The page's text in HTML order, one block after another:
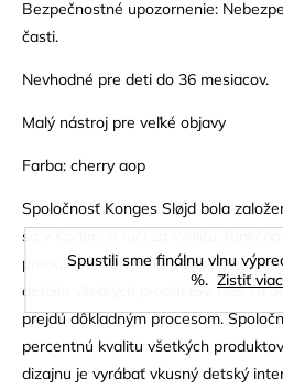
Spustili sme finálnu vlnu
%. Zistiť
Bezpečnostné upozornenie:
časti.
Nevhodné pre deti do 36 mesiacov.
Malý nástroj pre veľké objavy
Farba: cherry aop
Spoločnosť Konges Sløjd bola
sa v Kodani a ručí za kvalitu,
produktov. Najvyššia pozornosť je
detailu všetkých produktov. Než sa
prejdú dôkladným procesom.
percentnú kvalitu všetkých
dizajnu je vyrábať vkusný detský